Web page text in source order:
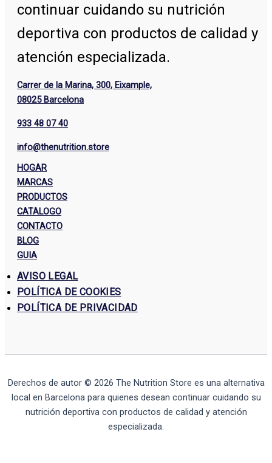
continuar cuidando su nutrición
deportiva con productos de calidad y
atención especializada.
Carrer de la Marina, 300, Eixample,
08025 Barcelona
933 48 07 40
info@thenutrition.store
HOGAR
MARCAS
PRODUCTOS
CATALOGO
CONTACTO
BLOG
GUIA
AVISO LEGAL
POLÍTICA DE COOKIES
POLÍTICA DE PRIVACIDAD
Derechos de autor © 2026 The Nutrition Store es una alternativa
local en Barcelona para quienes desean continuar cuidando su
nutrición deportiva con productos de calidad y atención
especializada.